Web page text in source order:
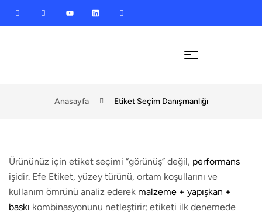
Anasayfa Etiket Seçim Danışmanlığı
Ürününüz için etiket seçimi “görünüş” değil, performans
işidir. Efe Etiket, yüzey türünü, ortam koşullarını ve
kullanım ömrünü analiz ederek malzeme + yapışkan +
baskı kombinasyonunu netleştirir; etiketi ilk denemede